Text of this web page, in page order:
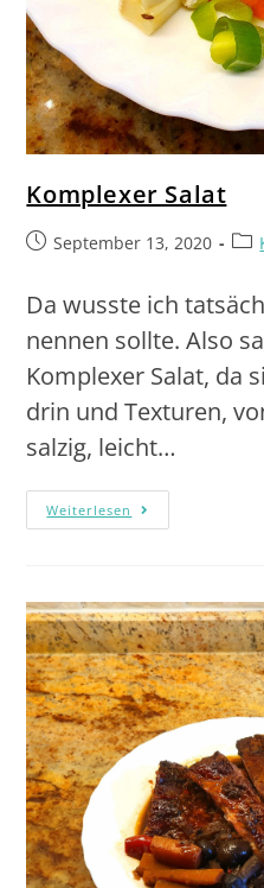
Komplexer Salat
September 13, 2020
Da wusste ich
nennen sollte. Also
Komplexer Salat, da
drin und Texturen,
salzig, leicht…
Weiterlesen